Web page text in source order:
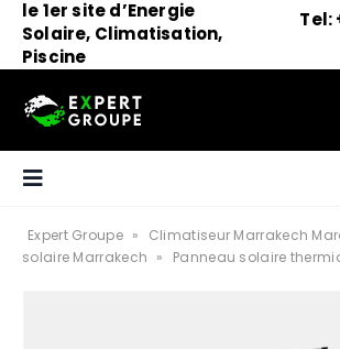
le 1er site d’Energie
Solaire, Climatisation,
Piscine
Tel:
Expert Groupe »
Climatiseur Marrakech
solaire Marrakech » Panneau solaire